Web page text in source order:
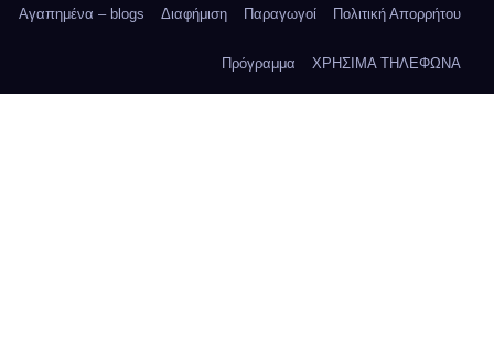
Αγαπημένα – blogs Διαφήμιση Παραγωγοί Πολιτική Απορρήτου
Πρόγραμμα ΧΡΗΣΙΜΑ ΤΗΛΕΦΩΝΑ